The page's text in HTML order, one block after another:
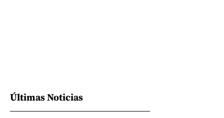
Últimas Noticias